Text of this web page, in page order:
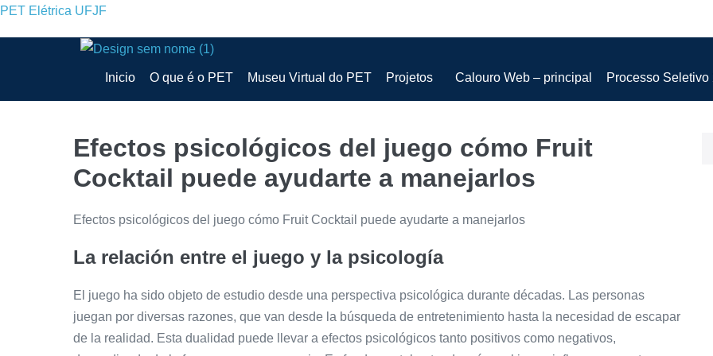
IrPET Elétrica UFJF
Inicio O que é o PET Museu Virtual do PET Projetos Calouro Web – principal Processo Seletivo
Efectos psicológicos del juego cómo Fruit
Cocktail puede ayudarte a manejarlos
Efectos psicológicos del juego cómo Fruit Cocktail puede ayudarte a manejarlos
La relación entre el juego y la psicología
El juego ha sido objeto de estudio desde una perspectiva psicológica durante décadas. Las personas
juegan por diversas razones, que van desde la búsqueda de entretenimiento hasta la necesidad de escapar
de la realidad. Esta dualidad puede llevar a efectos psicológicos tanto positivos como negativos,